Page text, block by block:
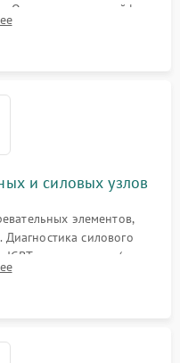
Отсоединение шлейфов
платам, катушкам
и силовых узлов
элементов,
силового
транзисторов (для
контроля (для газовых